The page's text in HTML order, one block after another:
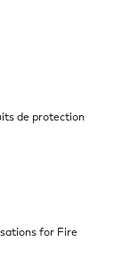
de protection
for Fire